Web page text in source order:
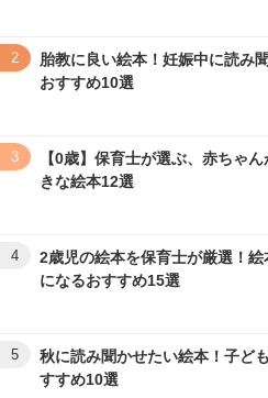
2
胎教に良い絵本！妊娠中に読み
おすすめ10選
3
【0歳】保育士が選ぶ、赤ちゃ
きな絵本12選
4
2歳児の絵本を保育士が厳選！絵
になるおすすめ15選
5
秋に読み聞かせたい絵本！子ど
すすめ10選